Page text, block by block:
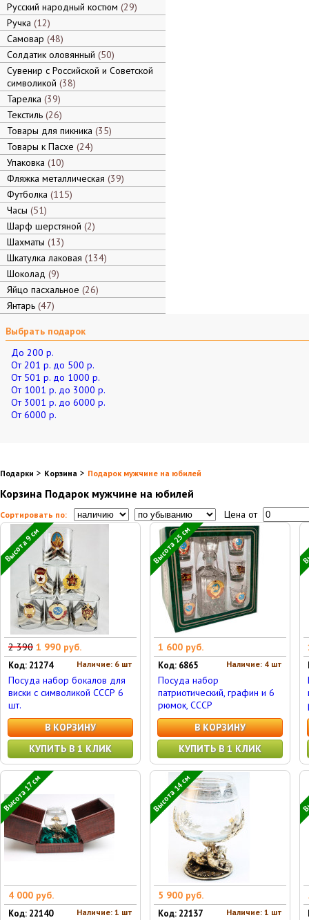
Русский народный костюм 29
Ручка 12
Самовар 48
Солдатик оловянный 50
Сувенир с Российской и Советской
символикой 38
Тарелка 39
Текстиль 26
Товары для пикника 35
Товары к Пасхе 24
Упаковка 10
Фляжка металлическая 39
Футболка 115
Часы 51
Шарф шерстяной 2
Шахматы 13
Шкатулка лаковая 134
Шоколад 9
Яйцо пасхальное 26
Янтарь 47
Выбрать подарок
До 200 р.
От 201 р. до 500 р.
От 501 р. до 1000 р.
От 1001 р. до 3000 р.
От 3001 р. до 6000 р.
От 6000 р.
Подарки > Корзина > Подарок мужчине на юбилей
Корзина Подарок мужчине на юбилей
Сортировать по: Цена от
Высота 9 см
2 390 1 990 руб.
Наличие: 6 шт
Код: 21274
Посуда набор бокалов для
виски с символикой СССР 6
шт.
В КОРЗИНУ
КУПИТЬ В 1 КЛИК
Высота 25 см
1 600 руб.
Наличие: 4 шт
Код: 6865
Посуда набор
патриотический, графин и 6
рюмок, СССР
В КОРЗИНУ
КУПИТЬ В 1 КЛИК
Высота 17 см
4 000 руб.
Наличие: 1 шт
Код: 22140
Высота 14 см
5 900 руб.
Наличие: 1 шт
Код: 22137